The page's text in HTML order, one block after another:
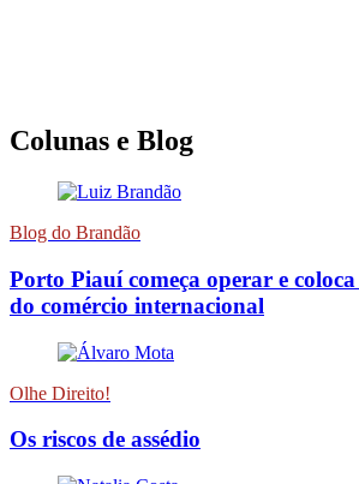
Colunas e Blog
Blog do Brandão
Porto Piauí começa operar e
do comércio internacional
Olhe Direito!
Os riscos de assédio